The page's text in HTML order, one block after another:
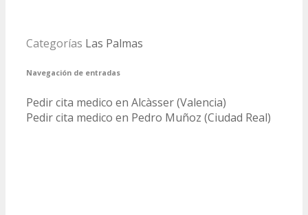
Categorías Las Palmas
Navegación de entradas
Pedir cita medico en Alcàsser (Valencia)
Pedir cita medico en Pedro Muñoz (Ciudad Real)